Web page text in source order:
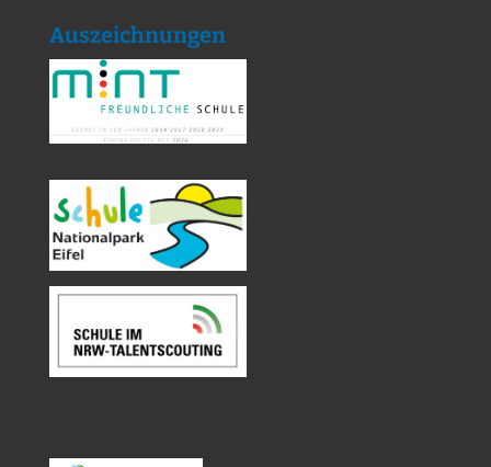
Auszeichnungen